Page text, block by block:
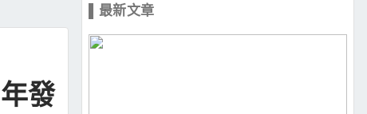
發
▌最新文章